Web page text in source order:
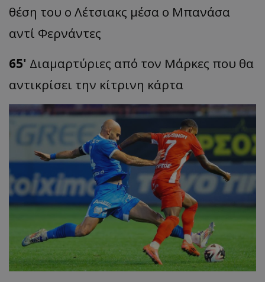
θέση του ο Λέτσιακς μέσα ο Μπανάσα
αντί Φερνάντες
65' Διαμαρτύριες από τον Μάρκες που θα
αντικρίσει την κίτρινη κάρτα